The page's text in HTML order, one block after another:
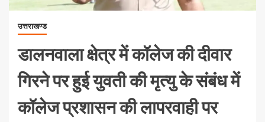
उत्तराखण्ड
डालनवाला क्षेत्र में कॉलेज की दीवार
गिरने पर हुई युवती की मृत्यु के संबंध में
कॉलेज प्रशासन की लापरवाही पर